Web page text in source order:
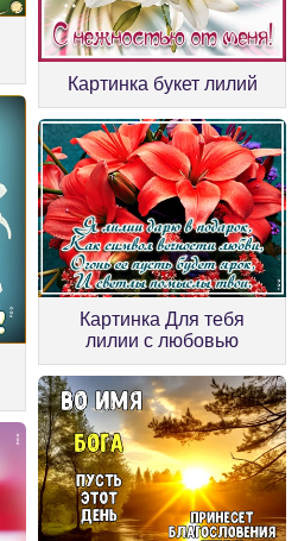
Картинка букет лилий
Картинка Для тебя
лилии с любовью